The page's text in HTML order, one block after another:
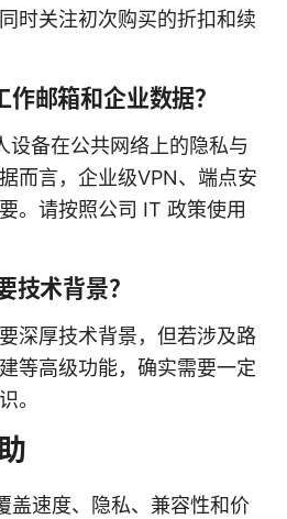
时关注初次购买的折扣和续
邮箱和企业数据？
设备在公共网络上的隐私与
而言，企业级VPN、端点安
。请按照公司 IT 政策使用
技术背景？
深厚技术背景，但若涉及路
等高级功能，确实需要一定
。
盖速度、隐私、兼容性和价